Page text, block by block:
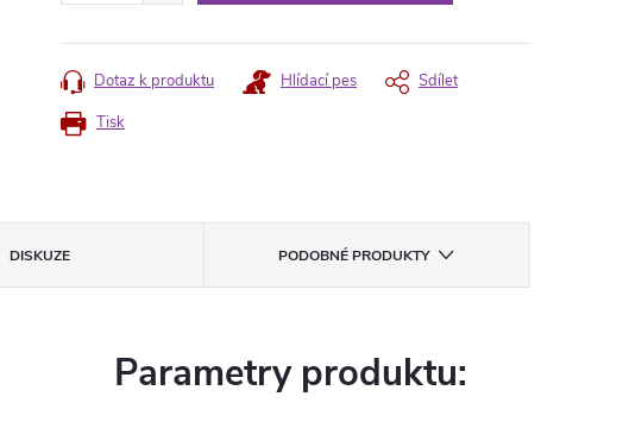
Tisk
Dotaz k produktu Hlídací pes Sdílet
DISKUZE PODOBNÉ PRODUKTY
Parametry produktu: